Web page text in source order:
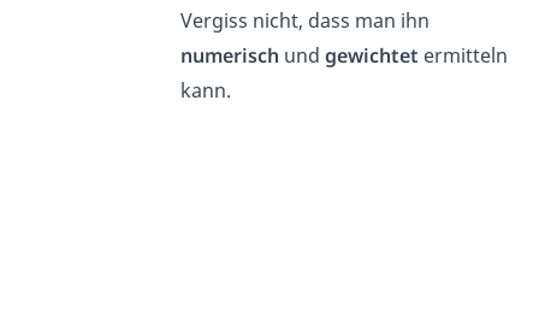
Vergiss nicht, dass man ihn
numerisch und gewichtet ermitteln
kann.